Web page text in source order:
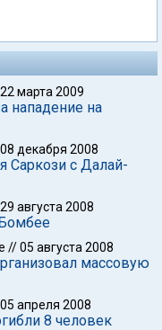
22 марта 2009
нападение на
08 декабря 2008
Саркози с Далай-
29 августа 2008
//05 августа 2008
массовую
05 апреля 2008
8 человек